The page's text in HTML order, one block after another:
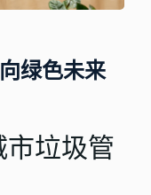
绿色未来
垃圾管